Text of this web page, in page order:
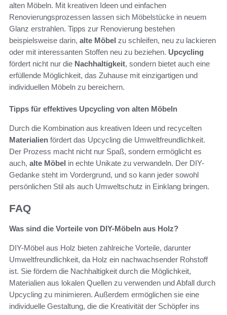
alten Möbeln. Mit kreativen Ideen und einfachen
Renovierungsprozessen lassen sich Möbelstücke in neuem
Glanz erstrahlen. Tipps zur Renovierung bestehen
beispielsweise darin, alte Möbel zu schleifen, neu zu lackieren
oder mit interessanten Stoffen neu zu beziehen. Upcycling
fördert nicht nur die Nachhaltigkeit, sondern bietet auch eine
erfüllende Möglichkeit, das Zuhause mit einzigartigen und
individuellen Möbeln zu bereichern.
Tipps für effektives Upcycling von alten Möbeln
Durch die Kombination aus kreativen Ideen und recycelten
Materialien fördert das Upcycling die Umweltfreundlichkeit.
Der Prozess macht nicht nur Spaß, sondern ermöglicht es
auch, alte Möbel in echte Unikate zu verwandeln. Der DIY-
Gedanke steht im Vordergrund, und so kann jeder sowohl
persönlichen Stil als auch Umweltschutz in Einklang bringen.
FAQ
Was sind die Vorteile von DIY-Möbeln aus Holz?
DIY-Möbel aus Holz bieten zahlreiche Vorteile, darunter
Umweltfreundlichkeit, da Holz ein nachwachsender Rohstoff
ist. Sie fördern die Nachhaltigkeit durch die Möglichkeit,
Materialien aus lokalen Quellen zu verwenden und Abfall durch
Upcycling zu minimieren. Außerdem ermöglichen sie eine
individuelle Gestaltung, die die Kreativität der Schöpfer ins